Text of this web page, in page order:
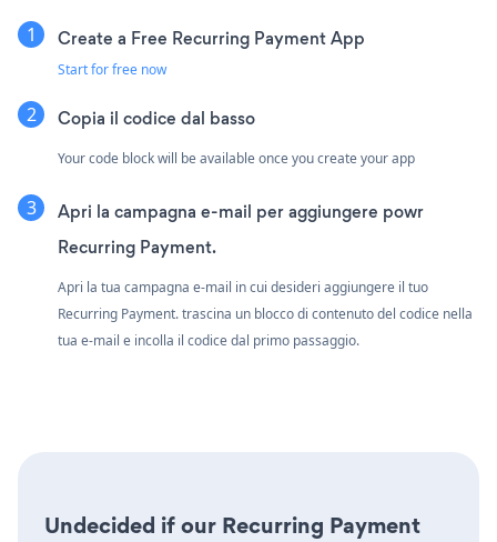
Create a Free Recurring Payment App
Start for free now
Copia il codice dal basso
Your code block will be available once you create your app
Apri la campagna e-mail per aggiungere powr
Recurring Payment.
Apri la tua campagna e-mail in cui desideri aggiungere il tuo
Recurring Payment. trascina un blocco di contenuto del codice nella
tua e-mail e incolla il codice dal primo passaggio.
Undecided if our Recurring Payment